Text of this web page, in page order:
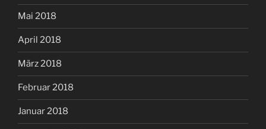
Mai 2018
April 2018
März 2018
Februar 2018
Januar 2018